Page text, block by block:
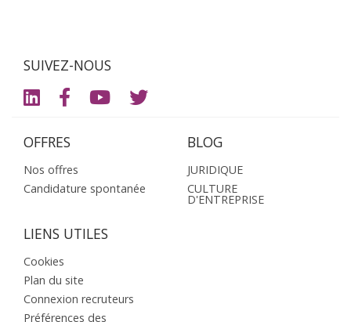
SUIVEZ-NOUS
OFFRES
Nos offres
Candidature spontanée
BLOG
JURIDIQUE
CULTURE
D'ENTREPRISE
LIENS UTILES
Cookies
Plan du site
Connexion recruteurs
Préférences des